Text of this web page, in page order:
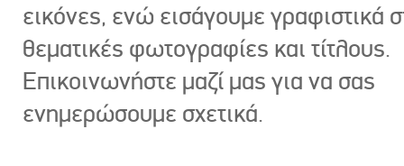
εικόνες, ενώ εισάγουμε γραφιστικά
θεματικές φωτογραφίες και τίτλους.
Επικοινωνήστε μαζί μας για να σας
ενημερώσουμε σχετικά.